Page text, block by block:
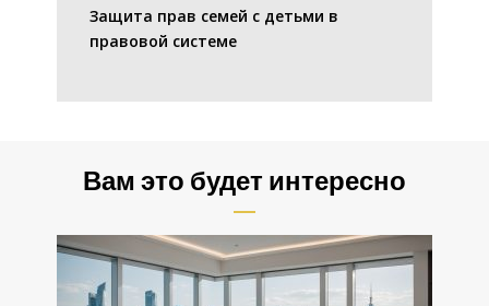
Защита прав семей с детьми в
правовой системе
Вам это будет интересно